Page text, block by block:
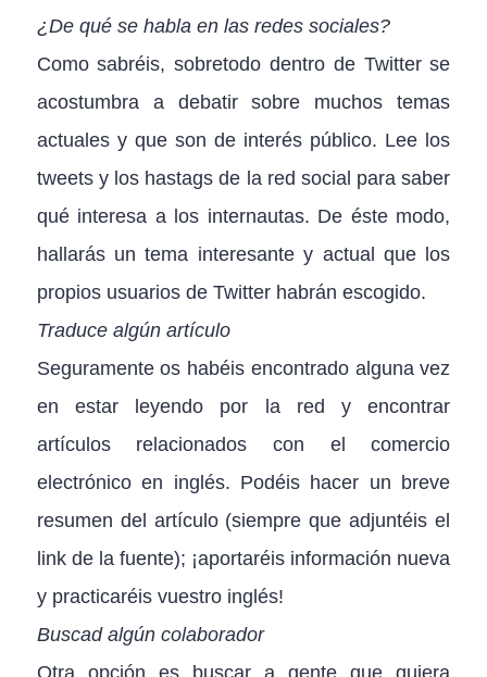
¿De qué se habla en las redes sociales?
Como sabréis, sobretodo dentro de Twitter se
acostumbra a debatir sobre muchos temas
actuales y que son de interés público. Lee los
tweets y los hastags de la red social para saber
qué interesa a los internautas. De éste modo,
hallarás un tema interesante y actual que los
propios usuarios de Twitter habrán escogido.
Traduce algún artículo
Seguramente os habéis encontrado alguna vez
en estar leyendo por la red y encontrar
artículos relacionados con el comercio
electrónico en inglés. Podéis hacer un breve
resumen del artículo (siempre que adjuntéis el
link de la fuente); ¡aportaréis información nueva
y practicaréis vuestro inglés!
Buscad algún colaborador
Otra opción es buscar a gente que quiera